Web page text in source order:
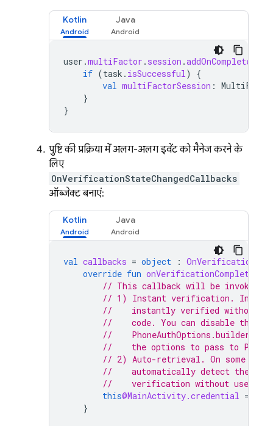
Kotlin Java
user .multiFactor . session .
if (task . isSuccessful)
{
val multiFactorSession :
}
}
पुष्टि की प्रक्रिया में अलग-अलग इवेंट को मैनेज करने के
लिए,
OnVerificationStateChangedCallbacks
ऑब्जेक्ट बनाएं:
Kotlin Java
val callbacks = object :
override fun onVerificationCompleted
// This callback will be invoked
// 1) Instant verification. In some
//    instantly verified without
//    code. You can disable this
//
//    the options to pass to
// 2) Auto-retrieval. On some
//    automatically detect the
//    verification without user
this@MainActivity.credential =
}